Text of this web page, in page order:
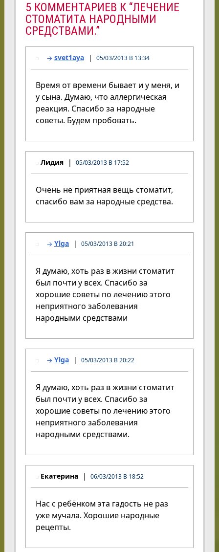
5 КОММЕНТАРИЕВ К “ЛЕЧЕНИЕ
СТОМАТИТА НАРОДНЫМИ
СРЕДСТВАМИ.”
svet1aya 05/03/2013 В 13:34
Время от времени бывает и у меня, и
у сына. Думаю, что аллергическая
реакция. Спасибо за народные
советы. Будем пробовать.
Лидия 05/03/2013 В 17:52
Очень не приятная вещь стоматит,
спасибо вам за народные средства.
Ylga 05/03/2013 В 20:21
Я думаю, хоть раз в жизни стоматит
был почти у всех. Спасибо за
хорошие советы по лечению этого
неприятного заболевания
народными средствами
Ylga 05/03/2013 В 20:22
Я думаю, хоть раз в жизни стоматит
был почти у всех. Спасибо за
хорошие советы по лечению этого
неприятного заболевания
народными средствами.
Екатерина 06/03/2013 В 18:52
Нас с ребёнком эта гадость не раз
уже мучала. Хорошие народные
рецепты.